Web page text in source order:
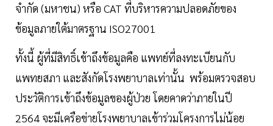
จำกัด (มหาชน) หรือ CAT ที่บริหารความปลอดภัยของ
ข้อมูลภายใต้มาตรฐาน ISO27001
ทั้งนี้ ผู้ที่มีสิทธิ์เข้าถึงข้อมูลคือ แพทย์ที่ลงทะเบียนกับ
แพทยสภา และสังกัดโรงพยาบาลเท่านั้น พร้อมตรวจสอบ
ประวัติการเข้าถึงข้อมูลของผู้ป่วย โดยคาดว่าภายในปี
2564 จะมีเครือข่ายโรงพยาบาลเข้าร่วมโครงการไม่น้อย